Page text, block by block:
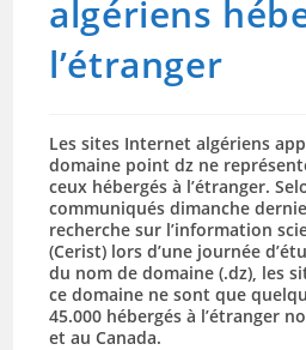
algériens
l’étranger
Les sites Internet algériens
domaine point dz ne
ceux hébergés à l’étranger.
communiqués dimanche
recherche sur l’information
(Cerist) lors d’une journée
du nom de domaine (.dz), les
ce domaine ne sont que
45.000 hébergés à l’étranger
et au Canada.